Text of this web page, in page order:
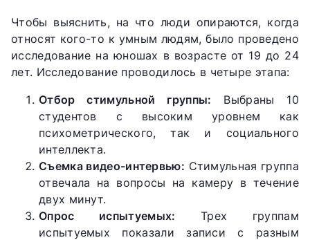
Чтобы выяснить, на что люди опираются, когда
относят кого-то к умным людям, было проведено
исследование на юношах в возрасте от 19 до 24
лет. Исследование проводилось в четыре этапа:
Отбор стимульной группы: Выбраны 10
студентов с высоким уровнем как
психометрического, так и социального
интеллекта.
Съемка видео-интервью: Стимульная группа
отвечала на вопросы на камеру в течение
двух минут.
Опрос испытуемых: Трех группам
испытуемых показали записи с разным